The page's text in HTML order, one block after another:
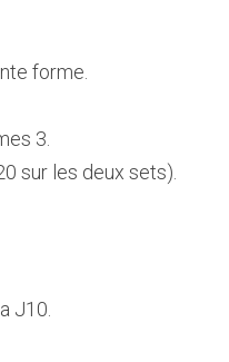
forme.
3.
sur les deux sets).
J10.